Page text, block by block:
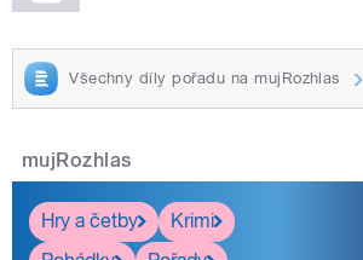
Všechny díly pořadu na mujRozhlas
mujRozhlas
Hry a četby
Krimi